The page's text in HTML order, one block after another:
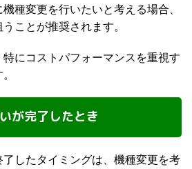
種変更を行いたいと考える場合、
ことが推奨されます。
にコストパフォーマンスを重視す
が完了したとき
したタイミングは、機種変更を考